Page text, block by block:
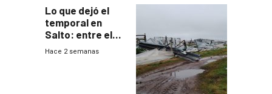
Lo que dejó el
temporal en
Salto: entre el
impacto
Hace 2 semanas